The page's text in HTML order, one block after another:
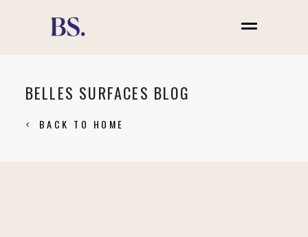
BELLES SURFACES BLOG
BACK TO HOME